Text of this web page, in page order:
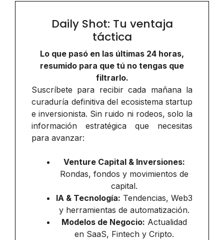
Daily Shot: Tu ventaja
táctica
Lo que pasó en las últimas 24 horas,
resumido para que tú no tengas que
filtrarlo.
Suscríbete para recibir cada mañana la
curaduría definitiva del ecosistema startup
e inversionista. Sin ruido ni rodeos, solo la
información estratégica que necesitas
para avanzar:
Venture Capital & Inversiones:
Rondas, fondos y movimientos de
capital.
IA & Tecnología: Tendencias, Web3
y herramientas de automatización.
Modelos de Negocio: Actualidad
en SaaS, Fintech y Cripto.